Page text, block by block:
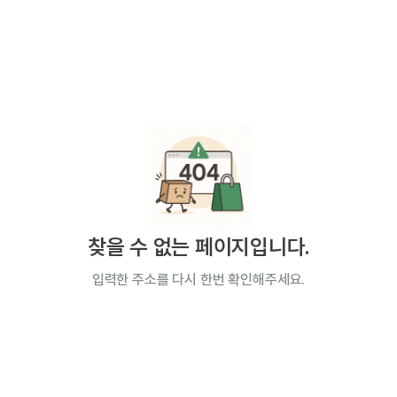
찾을 수 없는 페이지입니다.
입력한 주소를 다시 한번 확인해주세요.